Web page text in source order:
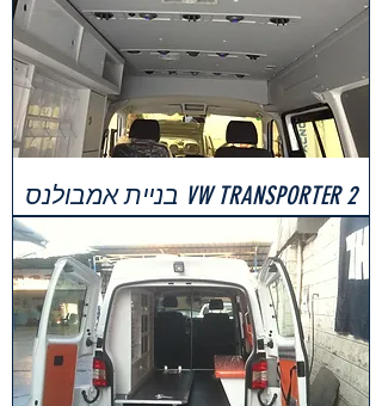
VW TRANSPORTER 2 בניית אמבולנס